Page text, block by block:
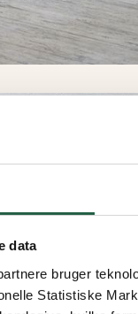
data
bruger
Statistiske